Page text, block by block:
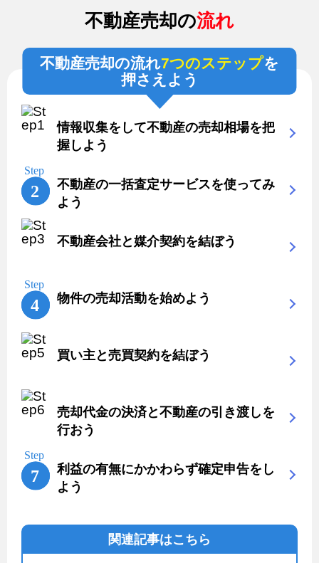
不動産売却の流れ
不動産売却の流れ7つのステップを
押さえよう
情報収集をして不動産の売却相場を把
握しよう
不動産の一括査定サービスを使ってみ
よう
不動産会社と媒介契約を結ぼう
物件の売却活動を始めよう
買い主と売買契約を結ぼう
売却代金の決済と不動産の引き渡しを
行おう
利益の有無にかかわらず確定申告をし
よう
関連記事はこちら